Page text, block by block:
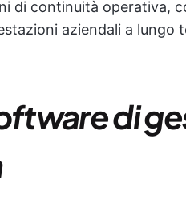
di continuità operativa,
aziendali a lungo
di